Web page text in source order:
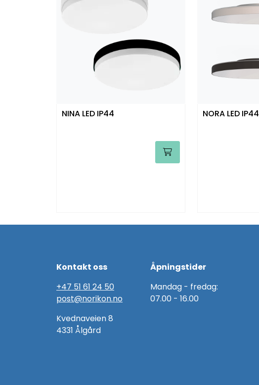
NINA LED IP44 NORA LED IP44
Kontakt oss
+47 51 61 24 50
post@norikon.no
Kvednaveien 8
4331 Ålgård
Åpningstider
Mandag - fredag:
07.00 - 16.00